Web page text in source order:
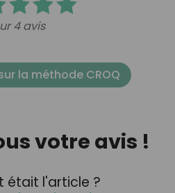
4 avis
la méthode CROQ
votre avis !
était l'article ?